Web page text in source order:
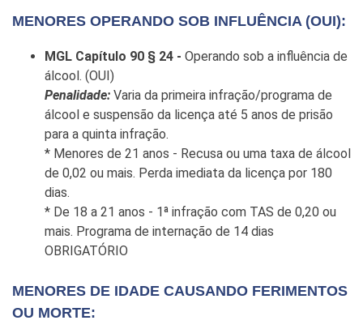
MENORES OPERANDO SOB INFLUÊNCIA (OUI):
MGL Capítulo 90 § 24 - Operando sob a influência de
álcool. (OUI)
Penalidade: Varia da primeira infração/programa de
álcool e suspensão da licença até 5 anos de prisão
para a quinta infração.
* Menores de 21 anos - Recusa ou uma taxa de álcool
de 0,02 ou mais. Perda imediata da licença por 180
dias.
* De 18 a 21 anos - 1ª infração com TAS de 0,20 ou
mais. Programa de internação de 14 dias
OBRIGATÓRIO
MENORES DE IDADE CAUSANDO FERIMENTOS
OU MORTE: